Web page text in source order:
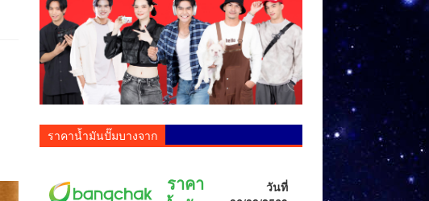
ราคาน้ำมันปั๊มบางจาก